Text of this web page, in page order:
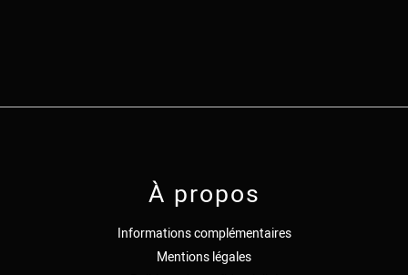
À propos
Informations complémentaires
Mentions légales